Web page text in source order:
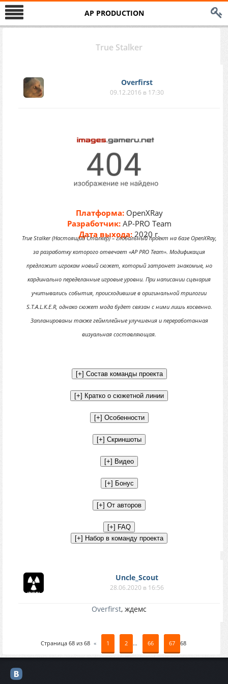
AP PRODUCTION
True Stalker
Overfirst
09.12.2016 в 17:30
Платформа:OpenXRay
Разработчик:AP-PRO Team
Дата выхода:2020 г.
True Stalker (Настоящий Сталкер) – глобальный проект на базе OpenXRay,
за разработку которого отвечает «AP PRO Team». Модификация
предложит игрокам новый сюжет, который затронет знакомые, но
кардинально переделанные игровые уровни. При написании сценария
учитывались события, происходившие в оригинальной трилогии
S.T.A.L.K.E.R, однако сюжет мода будет связан с ними лишь косвенно.
Запланированы также геймплейные улучшения и переработанная
визуальная составляющая.
Uncle_Scout
28.06.2020 в 16:56
Overfirst, ждемс
Страница 68из 68 « 1 2 … 66 67 68